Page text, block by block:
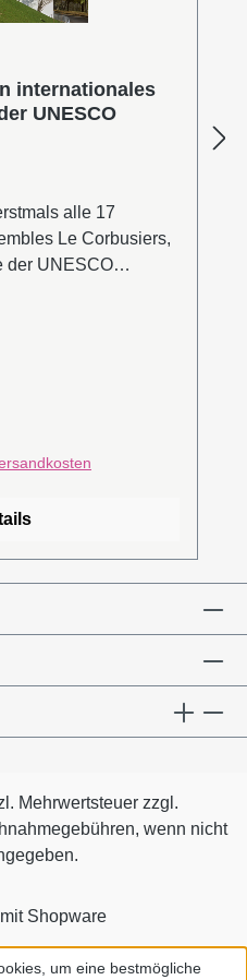
internationales
UNESCO
alle 17
Le Corbusiers,
der UNESCO
und die
Werks.
Bezug zu Stuttgart
Leiter des
Wohnen und
mit dem Verein
unterstützt
der Stadt Stuttgart
die Bilder
und ihrer
Titel
Mehrwertsteuer zzgl.
wenn nicht
Shopware
um eine bestmögliche